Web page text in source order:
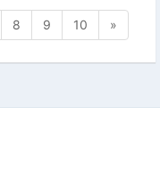
8 9 10 »